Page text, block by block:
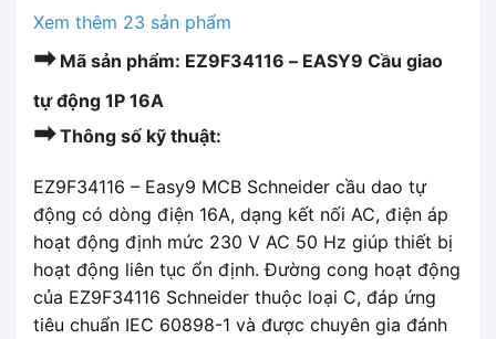
Xem thêm 23 sản phẩm
➡Mã sản phẩm: EZ9F34116 – EASY9 Cầu giao
tự động 1P 16A
➡Thông số kỹ thuật:
EZ9F34116 – Easy9 MCB Schneider cầu dao tự
động có dòng điện 16A, dạng kết nối AC, điện áp
hoạt động định mức 230 V AC 50 Hz giúp thiết bị
hoạt động liên tục ổn định. Đường cong hoạt động
của EZ9F34116 Schneider thuộc loại C, đáp ứng
tiêu chuẩn IEC 60898-1 và được chuyên gia đánh